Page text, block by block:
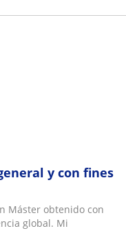
y con fines
Máster obtenido con
global. Mi